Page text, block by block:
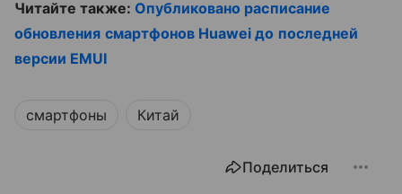
Читайте также: Опубликовано расписание
обновления смартфонов Huawei до последней
версии EMUI
смартфоны Китай
Поделиться